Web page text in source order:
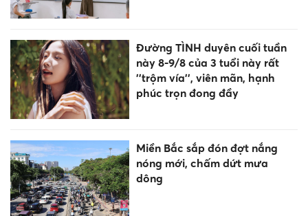
Đường TÌNH duyên cuối tuần
này 8-9/8 của 3 tuổi này rất
''trộm vía'', viên mãn, hạnh
phúc trọn đong đầy
Miền Bắc sắp đón đợt nắng
nóng mới, chấm dứt mưa
dông